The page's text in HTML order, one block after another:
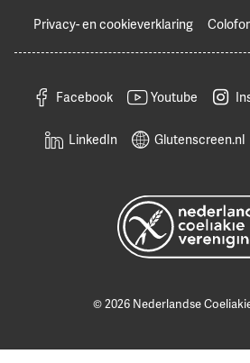
Privacy- en cookieverklaring
Facebook Youtube
LinkedIn Glutenscreen.nl
© 2026 Nederlandse